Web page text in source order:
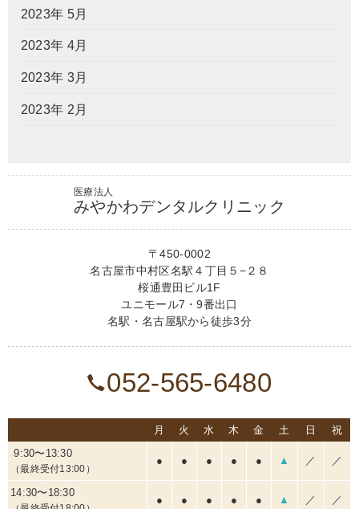
2023年 5月
2023年 4月
2023年 3月
2023年 2月
医療法人
みやかわデンタルクリニック
〒450-0002
名古屋市中村区名駅４丁目５−２８
桜通豊田ビル1F
ユニモール7・9番出口
名駅・名古屋駅から徒歩3分
052-565-6480
月 火 水 木 金 土 日
祝
9:30〜13:30
（最終受付13:00）
● ● ● ● ● ▲ ／ ／
14:30〜18:30
● ● ● ● ● ▲ ／ ／